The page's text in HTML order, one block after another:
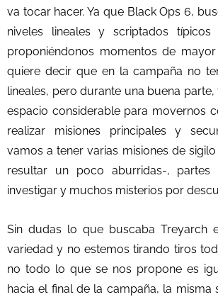
va tocar hacer. Ya que Black Ops 6,
niveles lineales y scriptados
proponiéndonos momentos de
quiere decir que en la campaña no
lineales, pero durante una buena
espacio considerable para movernos
realizar misiones principales y
vamos a tener varias misiones de
resultar un poco aburridas-, partes
investigar y muchos misterios por
Sin dudas lo que buscaba Treyarch
variedad y no estemos tirando tiros
no todo lo que se nos propone es
hacia el final de la campaña, la misma